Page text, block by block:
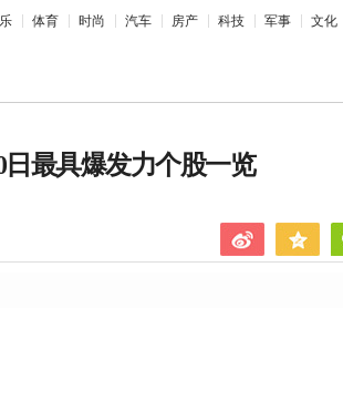
体育 时尚 汽车 房产 科技 军事 文化
最具爆发力个股一览